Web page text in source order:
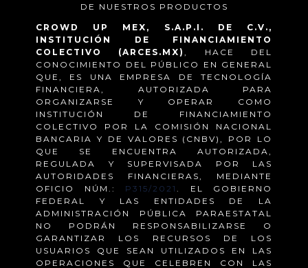
DE NUESTROS PRODUCTOS
CROWD UP MEX, S.A.P.I. DE C.V.,
INSTITUCIÓN DE FINANCIAMIENTO
COLECTIVO (ARCES.MX)
, HACE DEL
CONOCIMIENTO DEL PÚBLICO EN GENERAL
QUE, ES UNA EMPRESA DE TECNOLOGÍA
FINANCIERA, AUTORIZADA PARA
ORGANIZARSE Y OPERAR COMO
INSTITUCIÓN DE FINANCIAMIENTO
COLECTIVO POR LA COMISIÓN NACIONAL
BANCARIA Y DE VALORES (CNBV), POR LO
QUE SE ENCUENTRA AUTORIZADA,
REGULADA Y SUPERVISADA POR LAS
AUTORIDADES FINANCIERAS, MEDIANTE
OFICIO NÚM.: P315/2021
. EL GOBIERNO
FEDERAL Y LAS ENTIDADES DE LA
ADMINISTRACIÓN PÚBLICA PARAESTATAL
NO PODRÁN RESPONSABILIZARSE O
GARANTIZAR LOS RECURSOS DE LOS
USUARIOS QUE SEAN UTILIZADOS EN LAS
OPERACIONES QUE CELEBREN CON LAS